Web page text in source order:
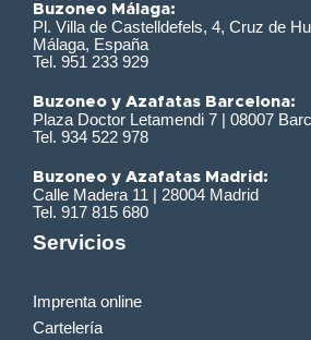
Buzoneo Málaga:
Pl. Villa de Castelldefels, 4, Cruz de
Málaga, España
Tel. 951 233 929
Buzoneo y Azafatas Barcelona:
Plaza Doctor Letamendi 7 | 08007
Tel. 934 522 978
Buzoneo y Azafatas Madrid:
Calle Madera 11 | 28004 Madrid
Tel. 917 815 680
Servicios
Imprenta online
Cartelería